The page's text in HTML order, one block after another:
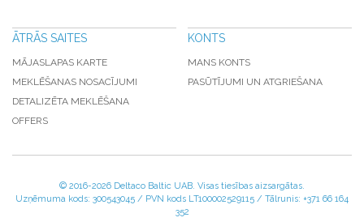
ĀTRĀS SAITES
MĀJASLAPAS KARTE
MEKLĒŠANAS NOSACĪJUMI
DETALIZĒTA MEKLĒŠANA
OFFERS
KONTS
MANS KONTS
PASŪTĪJUMI UN ATGRIEŠANA
© 2016-2026 Deltaco Baltic UAB. Visas tiesības aizsargātas.
Uzņēmuma kods: 300543045 / PVN kods LT100002529115 / Tālrunis: +371 66 164
352